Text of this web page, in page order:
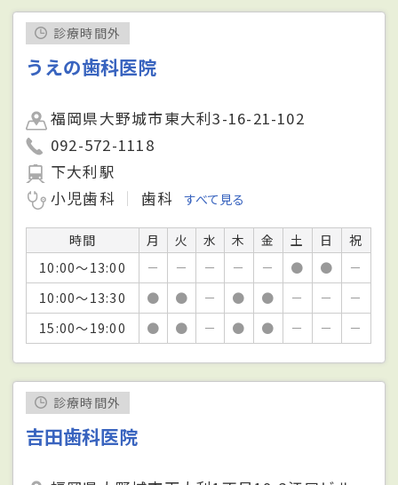
診療時間外
うえの歯科医院
福岡県大野城市東大利3-16-21-102
092-572-1118
下大利駅
小児歯科
歯科 すべて見る
時間 月 火 水 木 金 土 日
祝
10:00～13:00
－ － － － － ● ●
－
10:00～13:30
● ● － ● ● － －
－
15:00～19:00
● ● － ● ● － － －
診療時間外
吉田歯科医院